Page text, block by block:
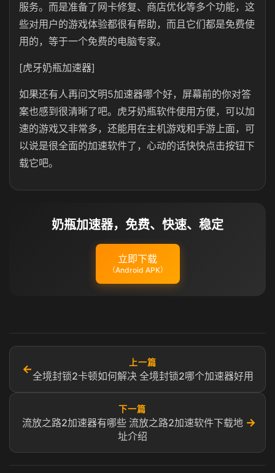
服务。而是准备了网卡修复、商店优化等多个功能，这
些对用户的游戏体验都很有帮助，而且它们都是免费使
用的，等于一个免费的电脑专家。
[虎牙奶瓶加速器]
如果还有人再问文明5加速器哪个好，屏幕前的你对答
案也感到很清晰了吧。虎牙奶瓶软件使用方便，可以加
速的游戏又非常多，还能用在主机游戏和手游上面，可
以说是很全面的加速软件了，心动的话快快点击按钮下
载它吧。
奶瓶加速器，免费、快速、稳定
立即下载
（Android APK）
←
上一篇
全境封锁2卡顿如何解决 全境封锁2哪个加速器好用
下一篇
流放之路2加速器有哪些 流放之路2加速软件下载地
址介绍
→